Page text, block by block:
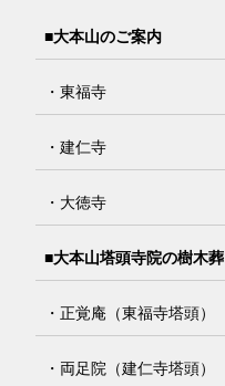
■大本山のご案内
・東福寺
・建仁寺
・大徳寺
■大本山塔頭寺院の樹木葬
・正覚庵（東福寺塔頭）
・両足院（建仁寺塔頭）